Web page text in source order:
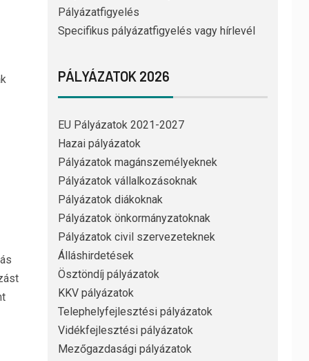
Pályázatfigyelés
Specifikus pályázatfigyelés vagy hírlevél
PÁLYÁZATOK 2026
EU Pályázatok 2021-2027
Hazai pályázatok
Pályázatok magánszemélyeknek
Pályázatok vállalkozásoknak
Pályázatok diákoknak
Pályázatok önkormányzatoknak
Pályázatok civil szervezeteknek
Álláshirdetések
Ösztöndíj pályázatok
KKV pályázatok
Telephelyfejlesztési pályázatok
Vidékfejlesztési pályázatok
Mezőgazdasági pályázatok